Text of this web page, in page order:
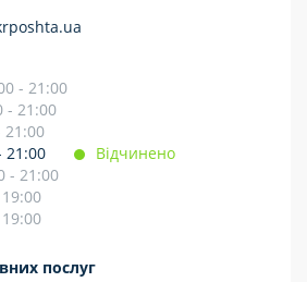
тариф «Пріоритетний»
тариф «Базовий»
України
- 21:00
- 21:00
21:00
21:00
Відчинено
- 21:00
послуг